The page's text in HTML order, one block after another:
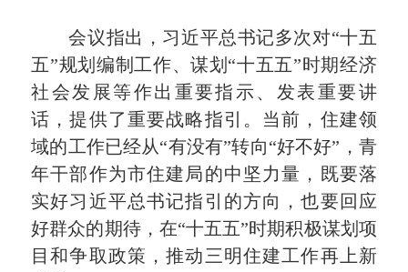
会议指出，习近平总书记多次对“十五
五”规划编制工作、谋划“十五五”时期经济
社会发展等作出重要指示、发表重要讲
话，提供了重要战略指引。当前，住建领
域的工作已经从“有没有”转向“好不好”，青
年干部作为市住建局的中坚力量，既要落
实好习近平总书记指引的方向，也要回应
好群众的期待，在“十五五”时期积极谋划项
目和争取政策，推动三明住建工作再上新